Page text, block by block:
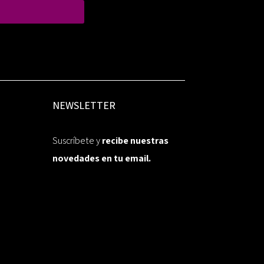
NEWSLETTER
Suscríbete yrecibe nuestras
novedades en tu email.